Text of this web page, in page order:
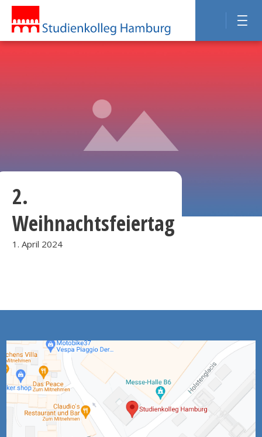
2.
Weihnachtsfeiertag
1. April 2024